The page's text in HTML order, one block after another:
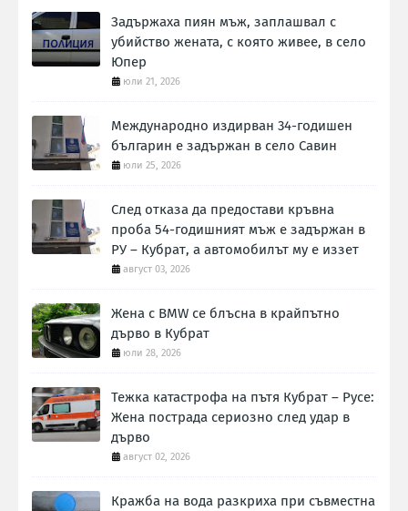
Задържаха пиян мъж, заплашвал с
убийство жената, с която живее, в село
Юпер
юли 21, 2026
Международно издирван 34-годишен
българин е задържан в село Савин
юли 25, 2026
След отказа да предостави кръвна
проба 54-годишният мъж е задържан в
РУ – Кубрат, а автомобилът му е иззет
август 03, 2026
Жена с BMW се блъсна в крайпътно
дърво в Кубрат
юли 28, 2026
Тежка катастрофа на пътя Кубрат – Русе:
Жена пострада сериозно след удар в
дърво
август 02, 2026
Кражба на вода разкриха при съвместна